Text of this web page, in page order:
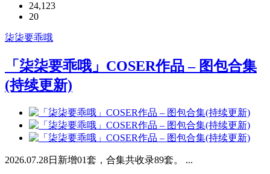
24,123
20
柒柒要乖哦
「柒柒要乖哦」COSER作品 – 图包合集
(持续更新)
2026.07.28日新增01套，合集共收录89套。 ...